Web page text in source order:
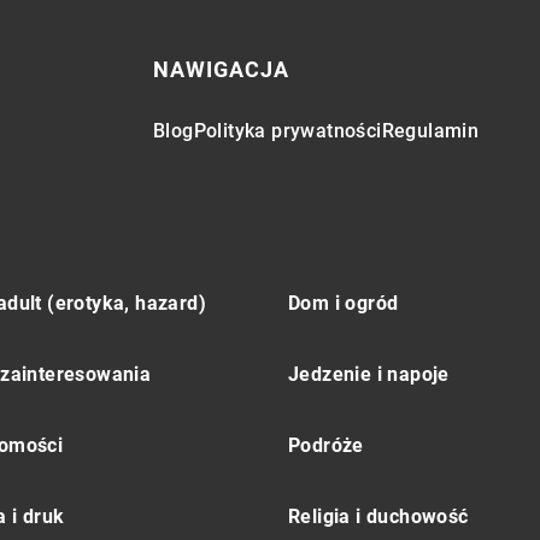
NAWIGACJA
BlogPolityka prywatnościRegulamin
(erotyka, hazard) Dom i ogród
Jedzenie i napoje
Podróże
i druk Religia i duchowość